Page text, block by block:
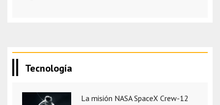
Tecnología
La misión NASA SpaceX Crew-12